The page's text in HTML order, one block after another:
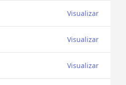
Visualizar
Visualizar
Visualizar